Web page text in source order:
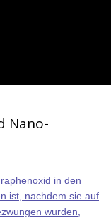
Nano-
in den
ist, nachdem sie auf
wurden,